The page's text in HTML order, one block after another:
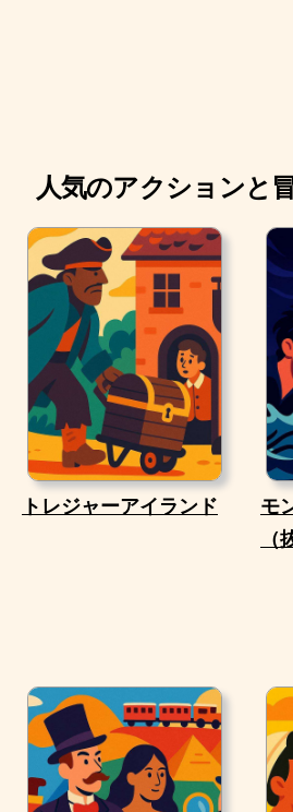
人気のアクションと
トレジャーアイランド
モ
（